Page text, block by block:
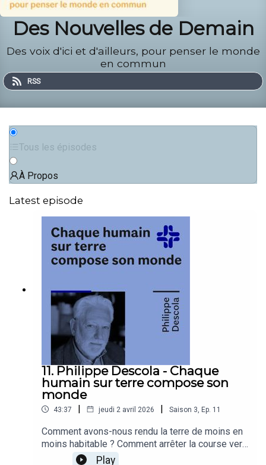
Des Nouvelles de Demain
Des voix d'ici et d'ailleurs, pour penser le monde
en commun
RSS
Tous les épisodes
À Propos
Latest episode
11. Philippe Descola - Chaque
humain sur terre compose son
monde
43:37 | jeudi 2 avril 2026 | Saison 3 Ep. 11
Comment avons-nous rendu la terre de moins en
moins habitable ? Comment arrêter la course vers
l’abîme ? Et si les ontologies étaient au cœur des
Play